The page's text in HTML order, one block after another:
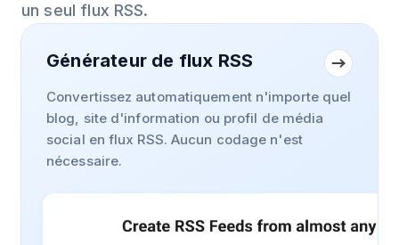
un seul flux RSS.
Générateur de flux RSS
Convertissez automatiquement n'importe quel
blog, site d'information ou profil de média
social en flux RSS. Aucun codage n'est
nécessaire.